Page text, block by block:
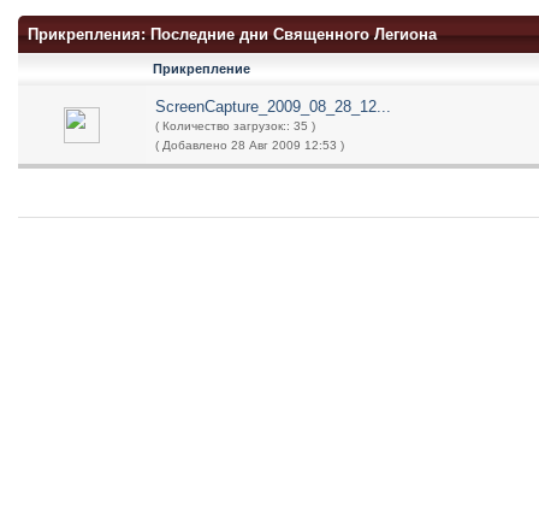
Прикрепления: Последние дни Священного Легиона
Прикрепление
ScreenCapture_2009_08_28_12...
( Количество загрузок:: 35 )
( Добавлено 28 Авг 2009 12:53 )